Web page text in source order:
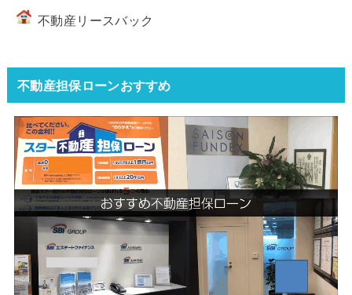
不動産リースバック
不動産担保ローンおすすめ